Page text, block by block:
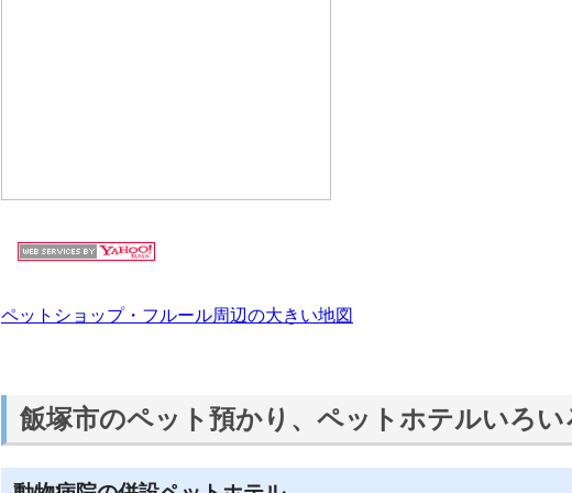
ペットショップ・フルール周辺の大きい地図
飯塚市のペット預かり、ペットホテルいろい